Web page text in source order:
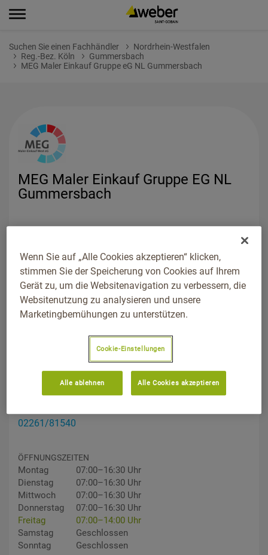
Suchen Sie einen Fachhändler
Nordrhein-Westfalen
Reg.-Bez. Köln
Gummersbach
MEG Maler Einkauf Gruppe eG NL Gummersbach
MEG Maler Einkauf Gruppe EG NL
Gummersbach
Hardtstr. 2a, 51643, Gummersbach, Nordrhein-Westfalen
Wegbeschreibung
02261/81540
ÖFFNUNGSZEITEN
Montag
07:00–16:30 Uhr
Dienstag
07:00–16:30 Uhr
Mittwoch
07:00–16:30 Uhr
Donnerstag
07:00–16:30 Uhr
Freitag
07:00–14:00 Uhr
Samstag
Geschlossen
Sonntag
Geschlossen
Wenn Sie auf „Alle Cookies akzeptieren“ klicken,
stimmen Sie der Speicherung von Cookies auf Ihrem
Gerät zu, um die Websitenavigation zu verbessern, die
Websitenutzung zu analysieren und unsere
Marketingbemühungen zu unterstützen.
Cookie-Einstellungen
Alle ablehnen Alle Cookies akzeptieren